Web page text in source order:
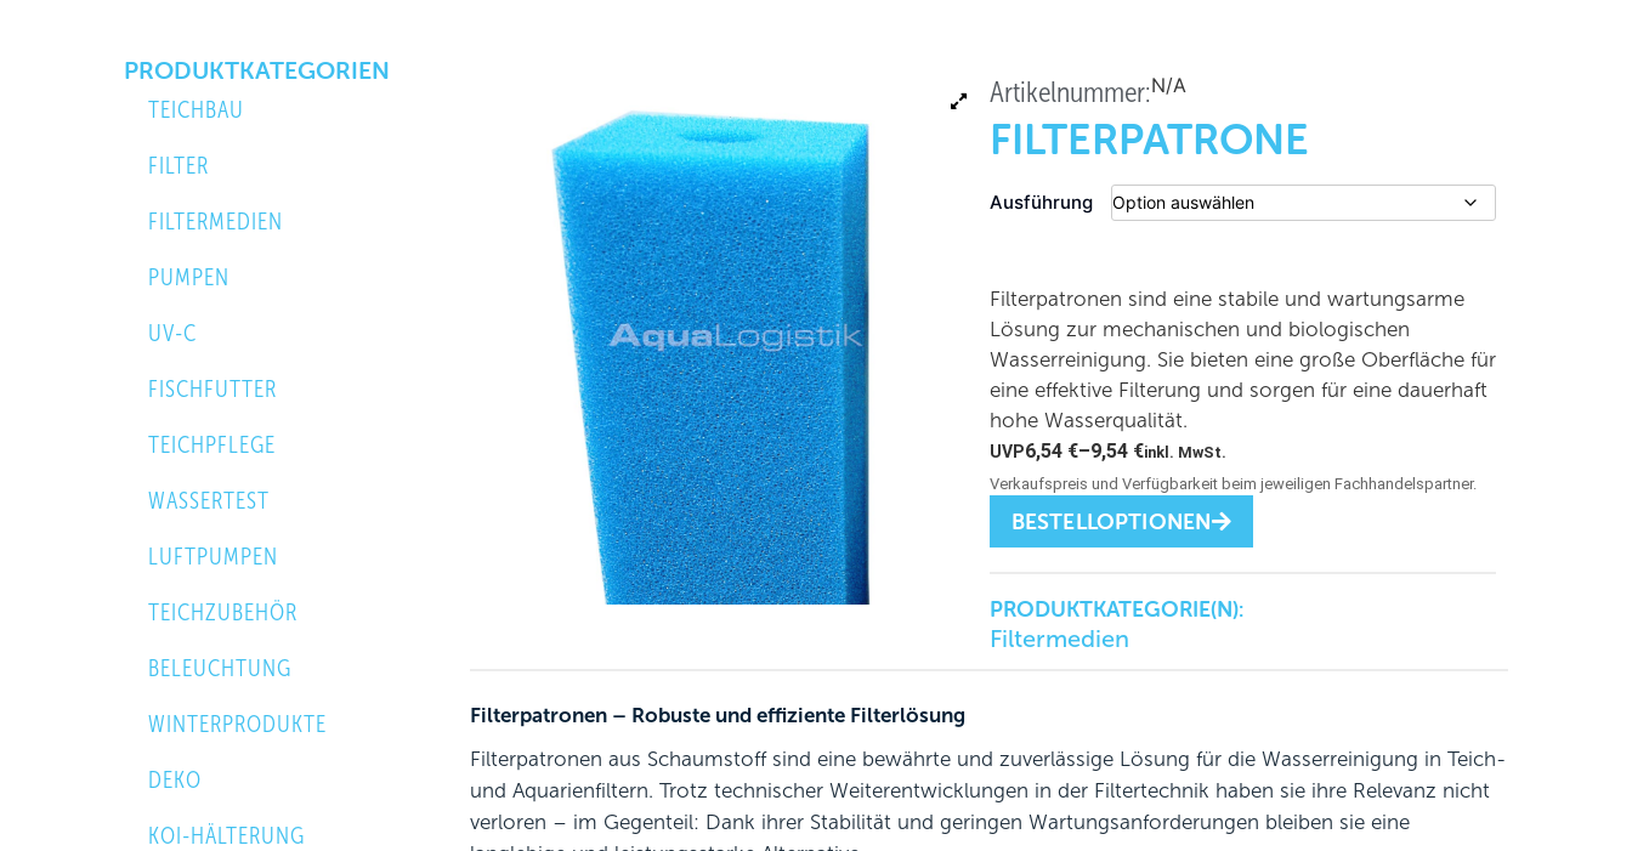
PRODUKTKATEGORIEN
TEICHBAU
FILTER
FILTERMEDIEN
PUMPEN
UV-C
FISCHFUTTER
TEICHPFLEGE
WASSERTEST
LUFTPUMPEN
TEICHZUBEHÖR
BELEUCHTUNG
WINTERPRODUKTE
DEKO
KOI-HÄLTERUNG
Artikelnummer:N/A
FILTERPATRONE
Ausführung
Filterpatronen sind eine stabile und wartungsarme
Lösung zur mechanischen und biologischen
Wasserreinigung. Sie bieten eine große Oberfläche für
eine effektive Filterung und sorgen für eine dauerhaft
hohe Wasserqualität.
6,54 €–9,54 €inkl. MwSt.
BESTELLOPTIONEN
PRODUKTKATEGORIE(N):
Filtermedien
Filterpatronen – Robuste und effiziente Filterlösung
Filterpatronen aus Schaumstoff sind eine bewährte und zuverlässige Lösung für die Wasserreinigung in Teich-
und Aquarienfiltern. Trotz technischer Weiterentwicklungen in der Filtertechnik haben sie ihre Relevanz nicht
verloren – im Gegenteil: Dank ihrer Stabilität und geringen Wartungsanforderungen bleiben sie eine